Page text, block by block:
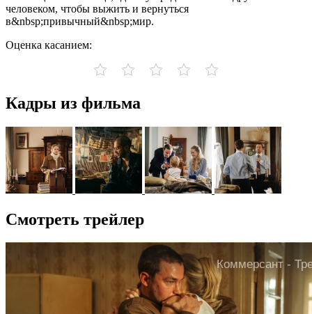
человеком, чтобы выжить и вернуться
в&nbsp;привычный&nbsp;мир.
Оценка касанием:
Кадры из фильма
Смотреть трейлер